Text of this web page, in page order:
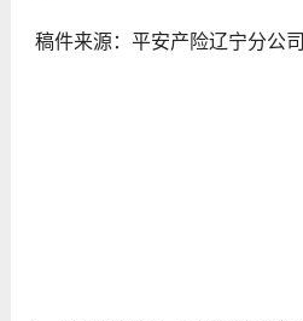
稿件来源：平安产险辽宁分公司